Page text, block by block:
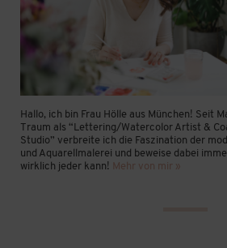
Hallo, ich bin Frau Hölle aus München! Seit
Traum als “Lettering/Watercolor Artist &
Studio” verbreite ich die Faszination der
und Aquarellmalerei und beweise dabei
wirklich jeder kann! Mehr von mir »